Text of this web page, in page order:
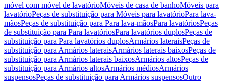
móvel com móvel de lavatórioMóveis de casa de banhoMóveis para
lavatórioPeças de substituição para Móveis para lavatórioPara lava-
mãosPeças de substituição para Para lava-mãosPara lavatóriosPeças
de substituição para Para lavatóriosPara lavatórios duplosPeças de
substituição para Para lavatórios duplosArmários lateraisPeças de
substituição para Armários lateraisArmários laterais baixosPeças de
substituição para Armários laterais baixosArmários altosPeças de
substituição para Armários altosArmários médiosArmários
suspensosPeças de substituição para Armários suspensosOutro